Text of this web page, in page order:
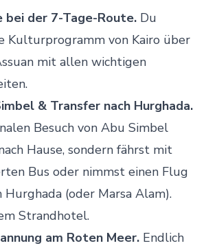
bei der 7-Tage-Route. Du
Kulturprogramm von Kairo über
mit allen wichtigen
& Transfer nach Hurghada.
Besuch von Abu Simbel
Hause, sondern fährst mit
Bus oder nimmst einen Flug
Hurghada (oder Marsa Alam).
Strandhotel.
am Roten Meer. Endlich